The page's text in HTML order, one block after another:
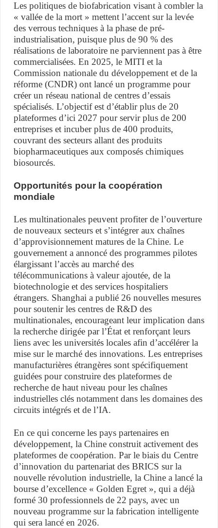
Les politiques de biofabrication visant à combler la
« vallée de la mort » mettent l’accent sur la levée
des verrous techniques à la phase de pré-
industrialisation, puisque plus de 90 % des
réalisations de laboratoire ne parviennent pas à être
commercialisées. En 2025, le MITI et la
Commission nationale du développement et de la
réforme (CNDR) ont lancé un programme pour
créer un réseau national de centres d’essais
spécialisés. L’objectif est d’établir plus de 20
plateformes d’ici 2027 pour servir plus de 200
entreprises et incuber plus de 400 produits,
couvrant des secteurs allant des produits
biopharmaceutiques aux composés chimiques
biosourcés.
Opportunités pour la coopération
mondiale
Les multinationales peuvent profiter de l’ouverture
de nouveaux secteurs et s’intégrer aux chaînes
d’approvisionnement matures de la Chine. Le
gouvernement a annoncé des programmes pilotes
élargissant l’accès au marché des
télécommunications à valeur ajoutée, de la
biotechnologie et des services hospitaliers
étrangers. Shanghai a publié 26 nouvelles mesures
pour soutenir les centres de R&D des
multinationales, encourageant leur implication dans
la recherche dirigée par l’État et renforçant leurs
liens avec les universités locales afin d’accélérer la
mise sur le marché des innovations. Les entreprises
manufacturières étrangères sont spécifiquement
guidées pour construire des plateformes de
recherche de haut niveau pour les chaînes
industrielles clés notamment dans les domaines des
circuits intégrés et de l’IA.
En ce qui concerne les pays partenaires en
développement, la Chine construit activement des
plateformes de coopération. Par le biais du Centre
d’innovation du partenariat des BRICS sur la
nouvelle révolution industrielle, la Chine a lancé la
bourse d’excellence « Golden Egret », qui a déjà
formé 30 professionnels de 22 pays, avec un
nouveau programme sur la fabrication intelligente
qui sera lancé en 2026.